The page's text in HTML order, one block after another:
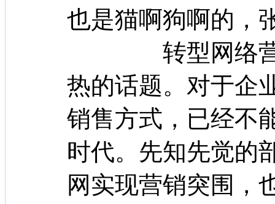
也是猫啊狗啊的，
转型网络营销
热的话题。对于企
销售方式，已经不
时代。先知先觉的
网实现营销突围，